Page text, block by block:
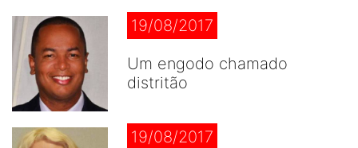
19/08/2017
Um engodo chamado
distritão
19/08/2017